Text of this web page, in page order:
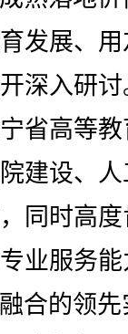
发展、
深入研
省高等
建设、
同时高
业服务
合的领